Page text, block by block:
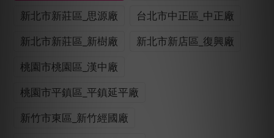
新北市新莊區_思源廠
台北市中正區_中正廠
新北市新莊區_新樹廠
新北市新店區_復興廠
桃園市桃園區_漢中廠
桃園市平鎮區_平鎮延平廠
新竹市東區_新竹經國廠